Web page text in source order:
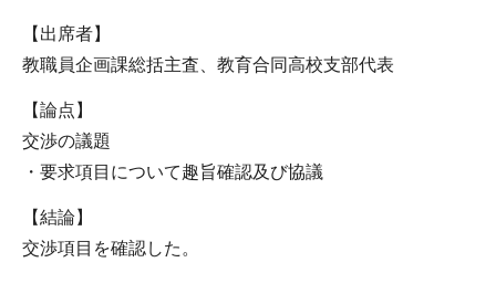
【出席者】
教職員企画課総括主査、教育合同高校支部代表
【論点】
交渉の議題
・要求項目について趣旨確認及び協議
【結論】
交渉項目を確認した。